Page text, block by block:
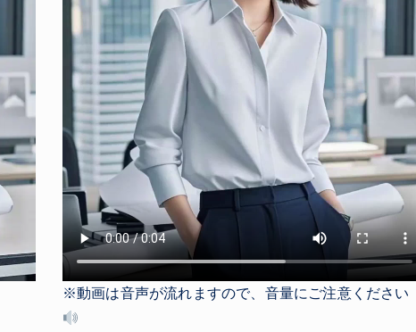
※動画は音声が流れますので、音量にご注意ください